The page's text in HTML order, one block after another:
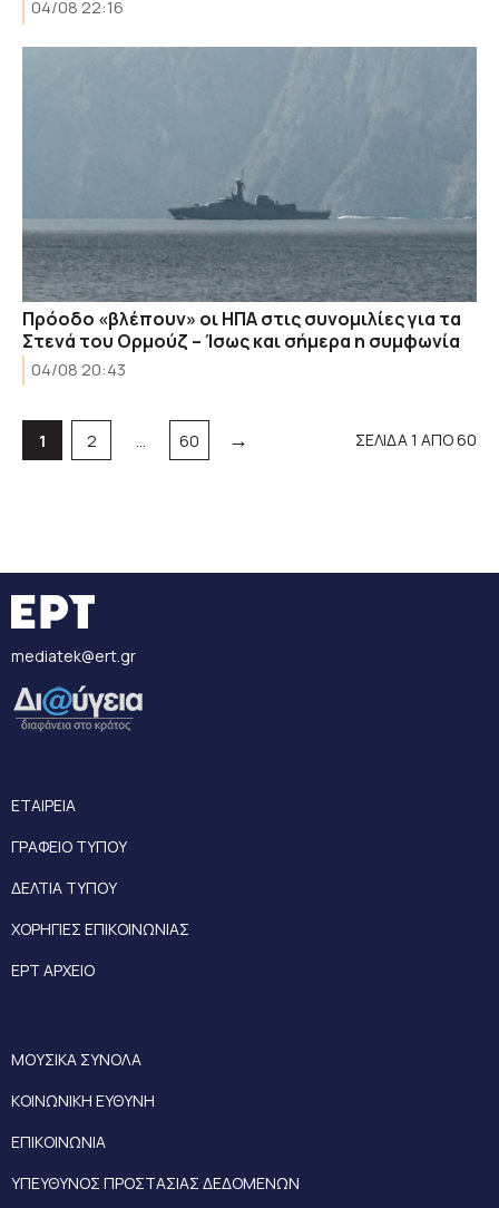
04/08 22:16
Πρόοδο «βλέπουν» οι ΗΠΑ στις συνομιλίες για τα
Στενά του Ορμούζ – Ίσως και σήμερα η συμφωνία
04/08 20:43
Σελίδα
1 Σελίδα
2 … Σελίδα
60 → ΣΕΛΙΔΑ 1 ΑΠΟ 60
mediatek@ert.gr
ΕΤΑΙΡΕΙΑ
ΓΡΑΦΕΙΟ ΤΥΠΟΥ
ΔΕΛΤΙΑ ΤΥΠΟΥ
ΧΟΡΗΓΙΕΣ ΕΠΙΚΟΙΝΩΝΙΑΣ
ΕΡΤ ΑΡΧΕΙΟ
ΜΟΥΣΙΚΑ ΣΥΝΟΛΑ
ΚΟΙΝΩΝΙΚΗ ΕΥΘΥΝΗ
ΕΠΙΚΟΙΝΩΝΙΑ
ΥΠΕΥΘΥΝΟΣ ΠΡΟΣΤΑΣΙΑΣ ΔΕΔΟΜΕΝΩΝ